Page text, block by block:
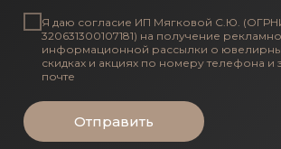
Я даю согласие ИП Мягковой С.Ю.
320631300107181) на получение
информационной рассылки о
скидках и акциях по номеру телефона и
почте
Отправить